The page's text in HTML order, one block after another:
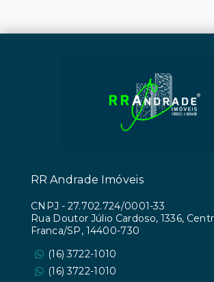
RR Andrade Imóveis
CNPJ - 27.702.724/0001-33
Rua Doutor Júlio Cardoso, 1336,
Franca/SP, 14400-730
(16) 3722-1010
(16) 3722-1010